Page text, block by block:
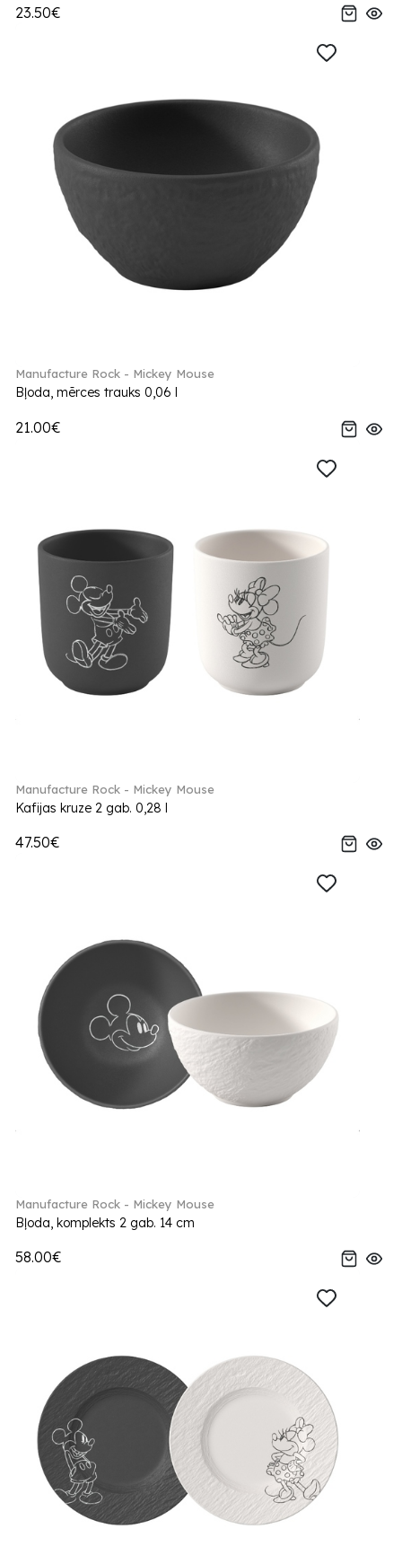
23.50€
Manufacture Rock - Mickey Mouse
Bļoda, mērces trauks 0,06 l
21.00€
Manufacture Rock - Mickey Mouse
Kafijas kruze 2 gab. 0,28 l
47.50€
Manufacture Rock - Mickey Mouse
Bļoda, komplekts 2 gab. 14 cm
58.00€